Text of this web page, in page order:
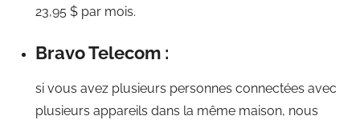
23,95 $ par mois.
Bravo Telecom :
si vous avez plusieurs personnes connectées avec
plusieurs appareils dans la même maison, nous